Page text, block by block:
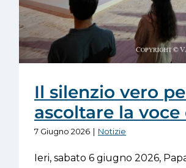
Il silenzio vero
ascoltare la voce
7 Giugno 2026 | Notizie
Ieri, sabato 6 giugno 2026,